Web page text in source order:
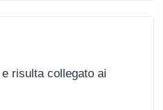
risulta collegato ai